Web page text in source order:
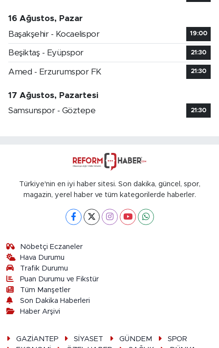
16 Ağustos, Pazar
Başakşehir - Kocaelispor
19:00
Beşiktaş - Eyüpspor 21:30
Amed - Erzurumspor FK 21:30
17 Ağustos, Pazartesi
Samsunspor - Göztepe
21:30
Türkiye'nin en iyi haber sitesi. Son dakika, güncel, spor,
magazin, yerel haber ve tüm kategorilerde haberler.
Nöbetçi Eczaneler
Hava Durumu
Trafik Durumu
Puan Durumu ve Fikstür
Tüm Manşetler
Son Dakika Haberleri
Haber Arşivi
GAZİANTEP SİYASET GÜNDEM
SPOR